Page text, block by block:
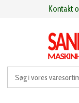
Kontakt
Sandby